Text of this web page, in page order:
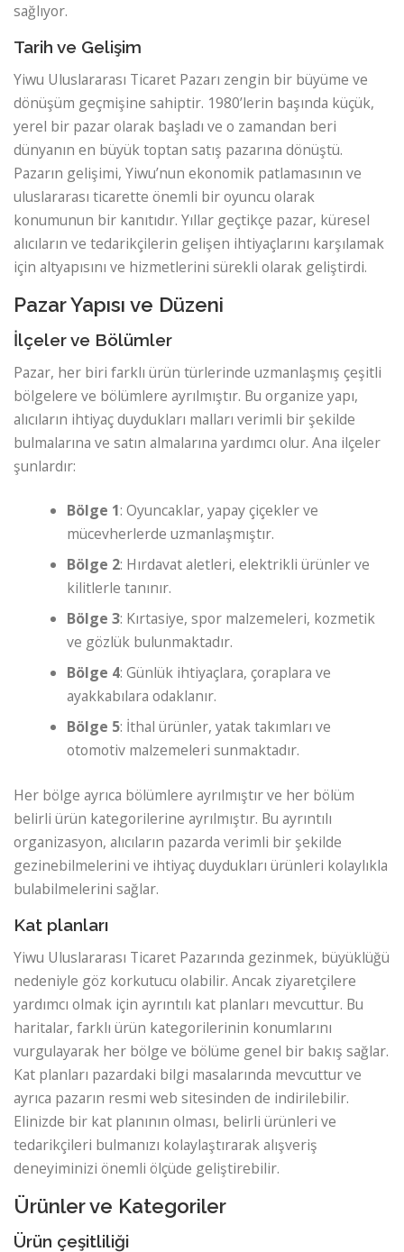
sağlıyor.
Tarih ve Gelişim
Yiwu Uluslararası Ticaret Pazarı zengin bir büyüme ve
dönüşüm geçmişine sahiptir. 1980’lerin başında küçük,
yerel bir pazar olarak başladı ve o zamandan beri
dünyanın en büyük toptan satış pazarına dönüştü.
Pazarın gelişimi, Yiwu’nun ekonomik patlamasının ve
uluslararası ticarette önemli bir oyuncu olarak
konumunun bir kanıtıdır. Yıllar geçtikçe pazar, küresel
alıcıların ve tedarikçilerin gelişen ihtiyaçlarını karşılamak
için altyapısını ve hizmetlerini sürekli olarak geliştirdi.
Pazar Yapısı ve Düzeni
İlçeler ve Bölümler
Pazar, her biri farklı ürün türlerinde uzmanlaşmış çeşitli
bölgelere ve bölümlere ayrılmıştır. Bu organize yapı,
alıcıların ihtiyaç duydukları malları verimli bir şekilde
bulmalarına ve satın almalarına yardımcı olur. Ana ilçeler
şunlardır:
Bölge 1: Oyuncaklar, yapay çiçekler ve
mücevherlerde uzmanlaşmıştır.
Bölge 2: Hırdavat aletleri, elektrikli ürünler ve
kilitlerle tanınır.
Bölge 3: Kırtasiye, spor malzemeleri, kozmetik
ve gözlük bulunmaktadır.
Bölge 4: Günlük ihtiyaçlara, çoraplara ve
ayakkabılara odaklanır.
Bölge 5: İthal ürünler, yatak takımları ve
otomotiv malzemeleri sunmaktadır.
Her bölge ayrıca bölümlere ayrılmıştır ve her bölüm
belirli ürün kategorilerine ayrılmıştır. Bu ayrıntılı
organizasyon, alıcıların pazarda verimli bir şekilde
gezinebilmelerini ve ihtiyaç duydukları ürünleri kolaylıkla
bulabilmelerini sağlar.
Kat planları
Yiwu Uluslararası Ticaret Pazarında gezinmek, büyüklüğü
nedeniyle göz korkutucu olabilir. Ancak ziyaretçilere
yardımcı olmak için ayrıntılı kat planları mevcuttur. Bu
haritalar, farklı ürün kategorilerinin konumlarını
vurgulayarak her bölge ve bölüme genel bir bakış sağlar.
Kat planları pazardaki bilgi masalarında mevcuttur ve
ayrıca pazarın resmi web sitesinden de indirilebilir.
Elinizde bir kat planının olması, belirli ürünleri ve
tedarikçileri bulmanızı kolaylaştırarak alışveriş
deneyiminizi önemli ölçüde geliştirebilir.
Ürünler ve Kategoriler
Ürün çeşitliliği